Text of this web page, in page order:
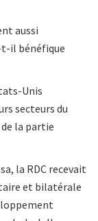
aussi
t-il bénéfique
Unis
secteurs du
la partie
la RDC recevait
et bilatérale